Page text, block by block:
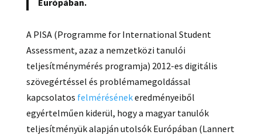
Európában.
A PISA (Programme for International Student
Assessment, azaz a nemzetközi tanulói
teljesítménymérés programja) 2012-es digitális
szövegértéssel és problémamegoldással
kapcsolatos felmérésénekeredményeiből
egyértelműen kiderül, hogy a magyar tanulók
teljesítményük alapján utolsók Európában (Lannert